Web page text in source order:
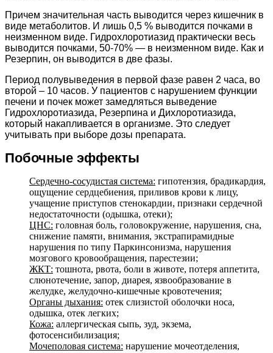
Причем значительная часть выводится через кишечник в
виде метаболитов. И лишь 0,5 % выводится почками в
неизменном виде. Гидрохлоротиазид практически весь
выводится почками, 50-70% — в неизменном виде. Как и
Резерпин, он выводится в две фазы.
Период полувыведения в первой фазе равен 2 часа, во
второй – 10 часов. У пациентов с нарушением функции
печени и почек может замедляться выведение
Гидрохлоротиазида, Резерпина и Дихлоротиазида,
который накапливается в организме. Это следует
учитывать при выборе дозы препарата.
Побочные эффекты
Сердечно-сосудистая система: гипотензия, брадикардия,
ощущение сердцебиения, приливов крови к лицу,
учащение приступов стенокардии, признаки сердечной
недостаточности (одышка, отеки);
ЦНС: головная боль, головокружение, нарушения, сна,
снижение памяти, внимания, экстрапирамидные
нарушения по типу Паркинсонизма, нарушения
мозгового кровообращения, парестезии;
ЖКТ: тошнота, рвота, боли в животе, потеря аппетита,
слюнотечение, запор, диарея, язвообразование в
желудке, желудочно-кишечные кровотечения;
Органы дыхания: отек слизистой оболочки носа,
одышка, отек легких;
Кожа: аллергическая сыпь, зуд, экзема,
фотосенсибилизация;
Мочеполовая система: нарушение мочеотделения,